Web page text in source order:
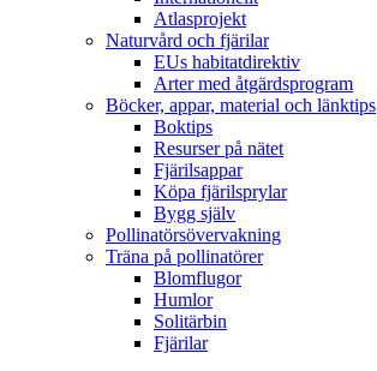
Atlasprojekt
Naturvård och fjärilar
EUs habitatdirektiv
Arter med åtgärdsprogram
Böcker, appar, material och länktips
Boktips
Resurser på nätet
Fjärilsappar
Köpa fjärilsprylar
Bygg själv
Pollinatörsövervakning
Träna på pollinatörer
Blomflugor
Humlor
Solitärbin
Fjärilar